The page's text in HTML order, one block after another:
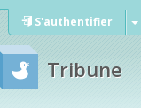
Tribune
S'authentifier